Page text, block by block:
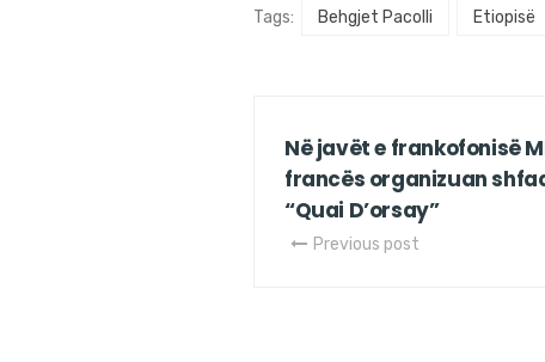
Tags: Behgjet Pacolli Etiopisë
Në javët e frankofonisë
francës organizuan
“Quai D’orsay”
Previous post